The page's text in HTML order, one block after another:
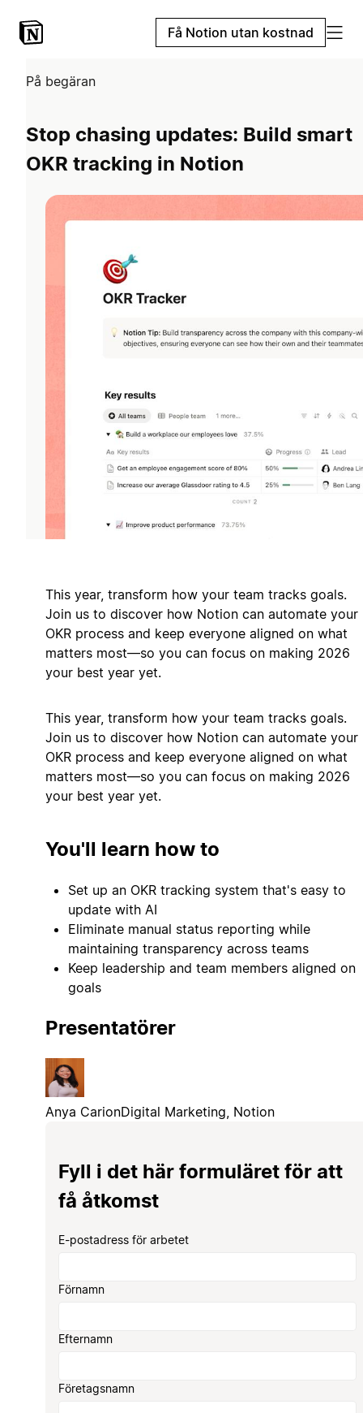
Få Notion utan kostnad
På begäran
Stop chasing updates: Build smart
OKR tracking in Notion
This year, transform how your team tracks goals.
Join us to discover how Notion can automate your
OKR process and keep everyone aligned on what
matters most—so you can focus on making 2026
your best year yet.
This year, transform how your team tracks goals.
Join us to discover how Notion can automate your
OKR process and keep everyone aligned on what
matters most—so you can focus on making 2026
your best year yet.
You'll learn how to
Set up an OKR tracking system that's easy to
update with AI
Eliminate manual status reporting while
maintaining transparency across teams
Keep leadership and team members aligned on
goals
Presentatörer
Anya CarionDigital Marketing, Notion
Fyll i det här formuläret för att
få åtkomst
E-postadress för arbetet
Förnamn
Efternamn
Företagsnamn